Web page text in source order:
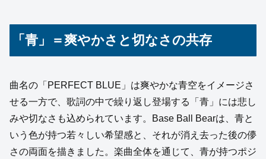
「青」＝爽やかさと切なさの共存
曲名の「PERFECT BLUE」は爽やかな青空をイメージさ
せる一方で、歌詞の中で繰り返し登場する「青」には悲し
みや切なさも込められています。Base Ball Bearは、青と
いう色が持つ若々しい希望感と、それが消え去った後の儚
さの両面を描きました。楽曲全体を通じて、青が持つポジ